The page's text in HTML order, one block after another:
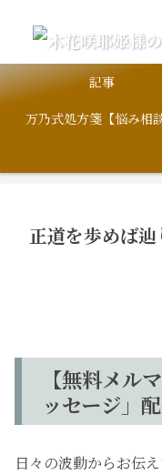
記事
万乃式処方箋【悩み相
正道を歩めば辿
【無料メル
ッセージ」
日々の波動からお伝